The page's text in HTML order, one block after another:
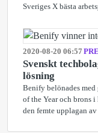
Sveriges X bästa
2020-08-20 06:57
Svenskt
lösning
Benify belönades
of the Year och brons
den femte upplagan